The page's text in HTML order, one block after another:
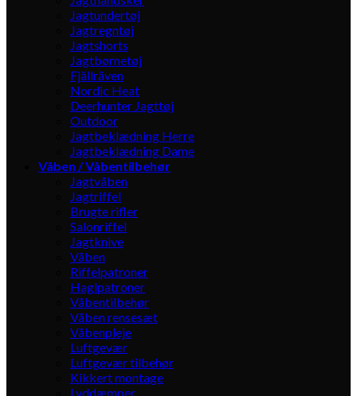
Jagtundertøj
Jagtregntøj
Jagtshorts
Jagtbørnetøj
Fjällräven
Nordic Heat
Deerhunter Jagttøj
Outdoor
Jagtbeklædning Herre
Jagtbeklædning Dame
Våben / Våbentilbehør
Jagtvåben
Jagtriffel
Brugte rifler
Salonriffel
Jagtknive
Våben
Riffelpatroner
Haglpatroner
Våbentilbehør
Våben rensesæt
Våbenpleje
Luftgevær
Luftgevær tilbehør
Kikkert montage
Lyddæmper